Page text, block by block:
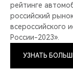
рейтинге
российский
всероссийского
России-2023».
УЗНАТЬ